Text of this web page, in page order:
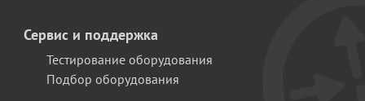
Сервис и поддержка
Тестирование оборудования
Подбор оборудования